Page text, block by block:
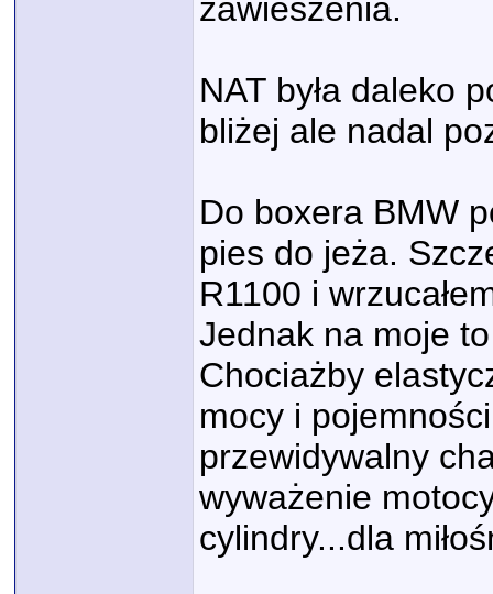
zawieszenia.
NAT była daleko
bliżej ale nadal
Do boxera BMW
pies do jeża.
R1100 i
Jednak na moje
Chociażby
mocy i
przewidywalny
wyważenie
cylindry...dla